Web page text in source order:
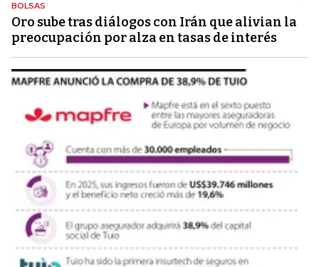
BOLSAS
Oro sube tras diálogos con Irán que alivian la
preocupación por alza en tasas de interés